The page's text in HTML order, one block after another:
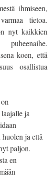
ihmiseen,
tietoa.
nyt kaikkien
koen, että
osallistua
ja
ja että
paljon.
en